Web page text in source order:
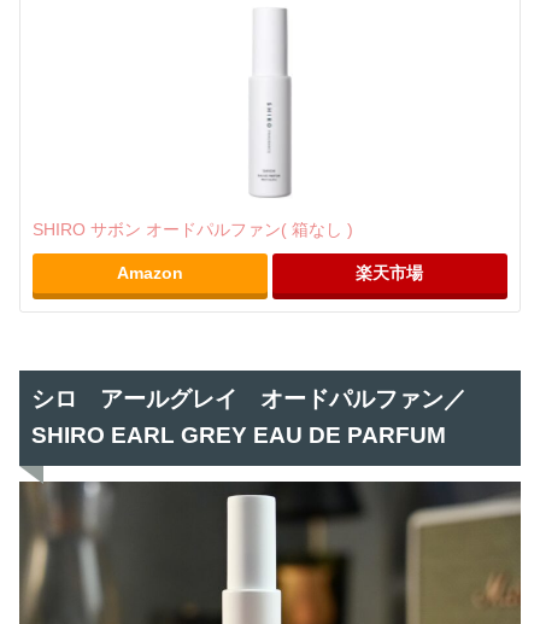
SHIRO サボン オードパルファン( 箱なし )
Amazon 楽天市場
シロ アールグレイ オードパルファン／
SHIRO EARL GREY EAU DE PARFUM